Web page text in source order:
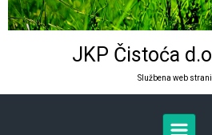
JKP Čistoća
Službena web